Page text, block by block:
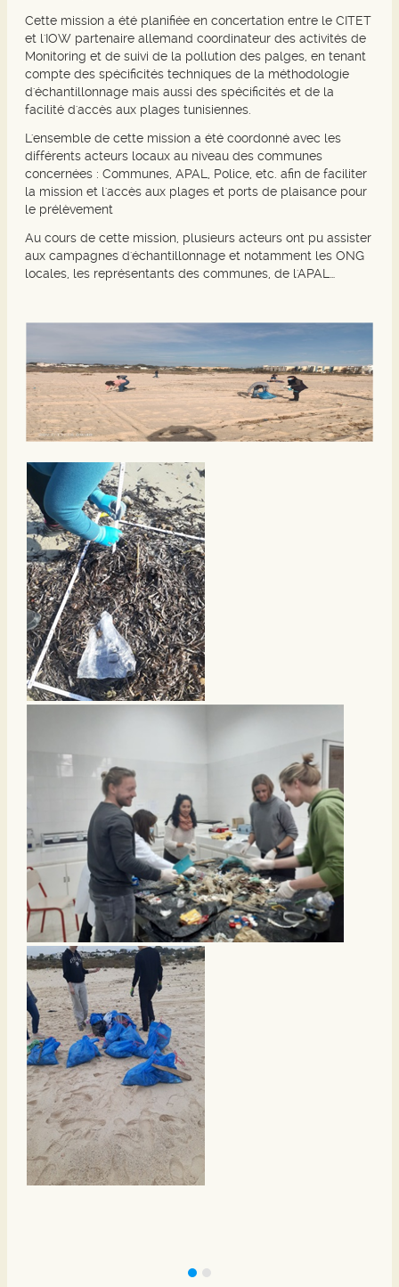
Cette mission a été planifiée en concertation entre le CITET
et l'IOW partenaire allemand coordinateur des activités de
Monitoring et de suivi de la pollution des palges, en tenant
compte des spécificités techniques de la méthodologie
d'échantillonnage mais aussi des spécificités et de la
facilité d'accès aux plages tunisiennes.
L'ensemble de cette mission a été coordonné avec les
différents acteurs locaux au niveau des communes
concernées : Communes, APAL, Police, etc. afin de faciliter
la mission et l'accès aux plages et ports de plaisance pour
le prélèvement
Au cours de cette mission, plusieurs acteurs ont pu assister
aux campagnes d'échantillonnage et notamment les ONG
locales, les représentants des communes, de l'APAL…